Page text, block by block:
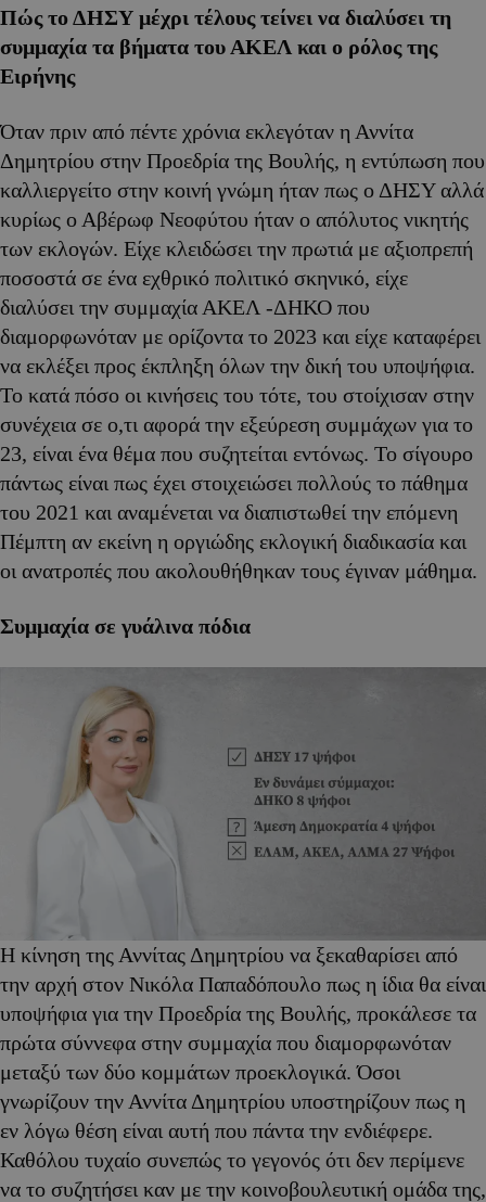
Πώς το ΔΗΣΥ μέχρι τέλους τείνει να διαλύσει τη
συμμαχία τα βήματα του ΑΚΕΛ και ο ρόλος της
Ειρήνης
Όταν πριν από πέντε χρόνια εκλεγόταν η Αννίτα
Δημητρίου στην Προεδρία της Βουλής, η εντύπωση που
καλλιεργείτο στην κοινή γνώμη ήταν πως ο ΔΗΣΥ αλλά
κυρίως ο Αβέρωφ Νεοφύτου ήταν ο απόλυτος νικητής
των εκλογών. Είχε κλειδώσει την πρωτιά με αξιοπρεπή
ποσοστά σε ένα εχθρικό πολιτικό σκηνικό, είχε
διαλύσει την συμμαχία ΑΚΕΛ -ΔΗΚΟ που
διαμορφωνόταν με ορίζοντα το 2023 και είχε καταφέρει
να εκλέξει προς έκπληξη όλων την δική του υποψήφια.
Το κατά πόσο οι κινήσεις του τότε, του στοίχισαν στην
συνέχεια σε ο,τι αφορά την εξεύρεση συμμάχων για το
23, είναι ένα θέμα που συζητείται εντόνως. Το σίγουρο
πάντως είναι πως έχει στοιχειώσει πολλούς το πάθημα
του 2021 και αναμένεται να διαπιστωθεί την επόμενη
Πέμπτη αν εκείνη η οργιώδης εκλογική διαδικασία και
οι ανατροπές που ακολουθήθηκαν τους έγιναν μάθημα.
Συμμαχία σε γυάλινα πόδια
Η κίνηση της Αννίτας Δημητρίου να ξεκαθαρίσει από
την αρχή στον Νικόλα Παπαδόπουλο πως η ίδια θα είναι
υποψήφια για την Προεδρία της Βουλής, προκάλεσε τα
πρώτα σύννεφα στην συμμαχία που διαμορφωνόταν
μεταξύ των δύο κομμάτων προεκλογικά. Όσοι
γνωρίζουν την Αννίτα Δημητρίου υποστηρίζουν πως η
εν λόγω θέση είναι αυτή που πάντα την ενδιέφερε.
Καθόλου τυχαίο συνεπώς το γεγονός ότι δεν περίμενε
να το συζητήσει καν με την κοινοβουλευτική ομάδα της,